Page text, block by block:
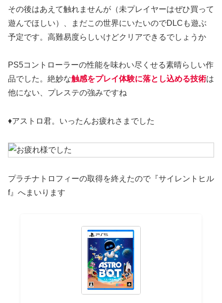
その後はあえて触れませんが（未プレイヤーはぜひ買って
遊んでほしい）、まだこの世界にいたいのでDLCも遊ぶ
予定です。高難易度らしいけどクリアできるでしょうか
PS5コントローラーの性能を味わい尽くせる素晴らしい作
品でした。絶妙な触感をプレイ体験に落とし込める技術は
他にない、プレステの強みですね
♦アストロ君。いったんお疲れさまでした
プラチナトロフィーの取得を終えたので『サイレントヒル
f』へまいります